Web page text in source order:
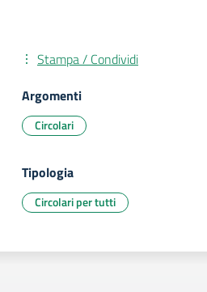
Stampa / Condividi
Argomenti
Circolari
Tipologia
Circolari per tutti